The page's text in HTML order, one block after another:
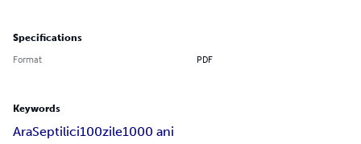
Specifications
Format PDF
Keywords
AraSeptilici100zile1000 ani